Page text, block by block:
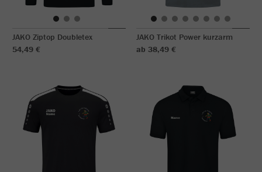
JAKO Ziptop Doubletex
54,49 €
JAKO Trikot Power kurzarm
ab 38,49 €